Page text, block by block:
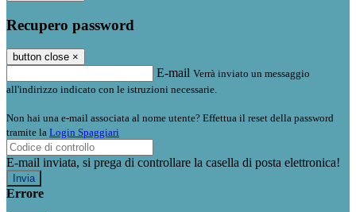
Recupero password
button close ×
E-mail Verrà inviato un messaggio
all'indirizzo indicato con le istruzioni necessarie.
Non hai una e-mail associata al nome utente? Effettua il reset della password
tramite la Login Spaggiari
E-mail inviata, si prega di controllare la casella di posta elettronica!
Errore